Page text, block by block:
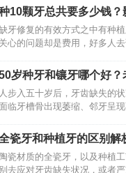
植牙来进行修复，得依据缺失
整体情形以及个人需求来全…
10颗牙总共要多少钱？
细详解
牙修复的有效方式之中有种
关心的问题却是费用，好多人
是综合计算得出的结果，会受到
技术以及个人口腔状况…
岁种牙和镶牙哪个好？
缺点对比
人步入五十岁后，牙齿缺失的状
临牙槽骨出现萎缩、邻牙呈
比问题，而是一项要依据自身
规划以及实际预算来进行的…
瓷牙和种植牙的区别解
好？
陶瓷材质的全瓷牙，以及种植
别去应对牙齿缺失状况，或者